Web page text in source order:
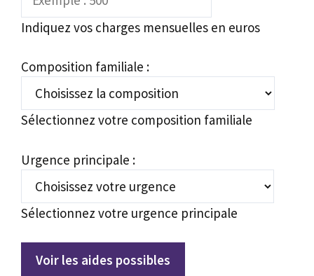
Indiquez vos charges mensuelles en euros
Composition familiale :
Sélectionnez votre composition familiale
Urgence principale :
Sélectionnez votre urgence principale
Voir les aides possibles